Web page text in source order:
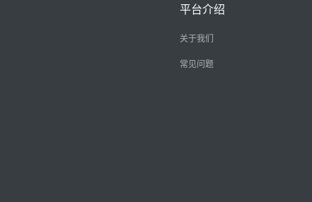
平台介绍
关于我们
常见问题